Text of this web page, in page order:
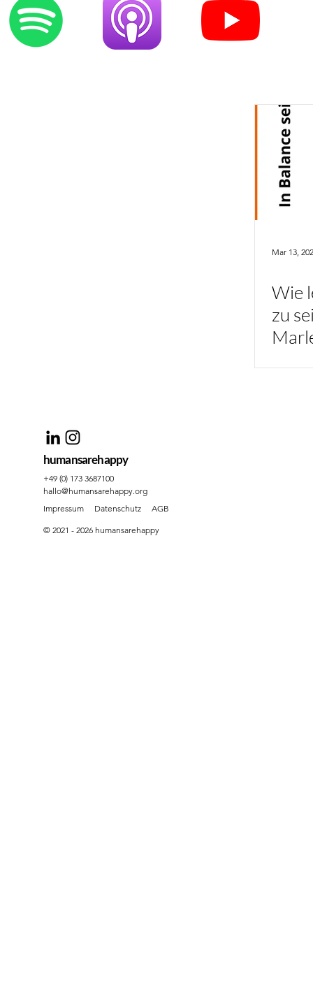
Mar 13,
Wie
zu
humansarehappy
+49 (0) 173 3687100
hallo@humansarehappy.org
Impressum
Datenschutz AGB
© 2021 - 2026 humansarehappy